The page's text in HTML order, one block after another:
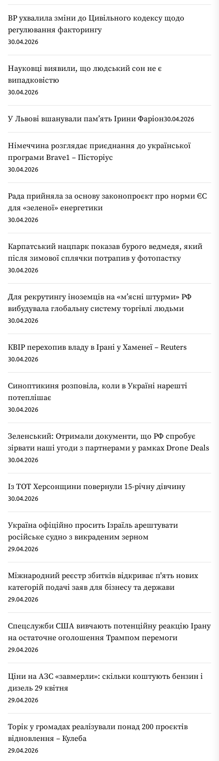
ВР ухвалила зміни до Цивільного кодексу щодо
регулювання факторингу
30.04.2026
Науковці виявили, що людський сон не є
випадковістю
30.04.2026
У Львові вшанували пам’ять Ірини Фаріон30.04.2026
Німеччина розглядає приєднання до української
програми Brave1 – Пісторіус
30.04.2026
Рада прийняла за основу законопроєкт про норми ЄС
для «зеленої» енергетики
30.04.2026
Карпатський нацпарк показав бурого ведмедя, який
після зимової сплячки потрапив у фотопастку
30.04.2026
Для рекрутингу іноземців на «мʼясні штурми» РФ
вибудувала глобальну систему торгівлі людьми
30.04.2026
КВІР перехопив владу в Ірані у Хаменеї – Reuters
30.04.2026
Синоптикиня розповіла, коли в Україні нарешті
потеплішає
30.04.2026
Зеленський: Отримали документи, що РФ спробує
зірвати наші угоди з партнерами у рамках Drone Deals
30.04.2026
Із ТОТ Херсонщини повернули 15-річну дівчину
30.04.2026
Україна офіційно просить Ізраїль арештувати
російське судно з викраденим зерном
29.04.2026
Міжнародний реєстр збитків відкриває п'ять нових
категорій подачі заяв для бізнесу та держави
29.04.2026
Спецслужби США вивчають потенційну реакцію Ірану
на остаточне оголошення Трампом перемоги
29.04.2026
Ціни на АЗС «завмерли»: скільки коштують бензин і
дизель 29 квітня
29.04.2026
Торік у громадах реалізували понад 200 проєктів
відновлення – Кулеба
29.04.2026